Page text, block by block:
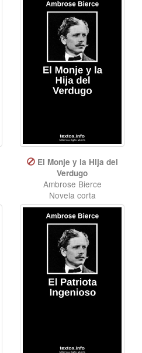
El Monje y la Hija del
Verdugo
Ambrose Bierce
Novela corta